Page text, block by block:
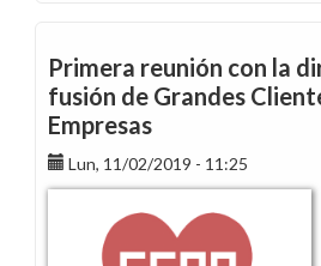
estructura
B2B
Primera reunión con la
fusión de Grandes
Empresas
Lun, 11/02/2019 - 11:25